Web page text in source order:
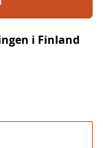
i Finland